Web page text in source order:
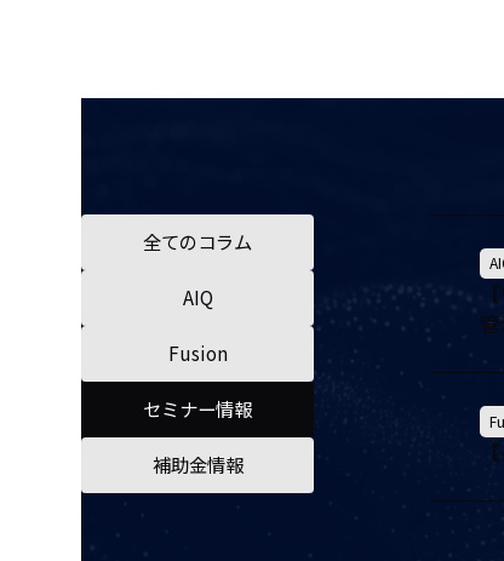
全てのコラム
AIQ
Fusion
セミナー情報
補助金情報